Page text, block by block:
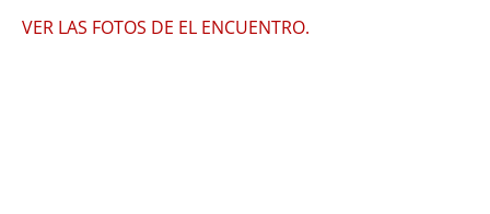
VER LAS FOTOS DE EL ENCUENTRO.